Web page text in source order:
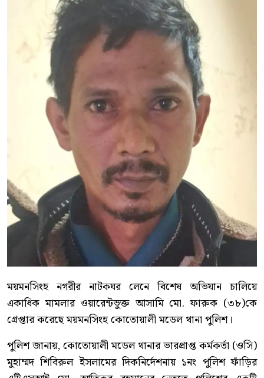
ময়মনসিংহ নগরীর নাটকঘর লেনে বিশেষ অভিযান চালিয়ে
একাধিক মামলার ওয়ারেন্টভুক্ত আসামি মো. ফারুক (৩৮)কে
গ্রেপ্তার করেছে ময়মনসিংহ কোতোয়ালী মডেল থানা পুলিশ।
পুলিশ জানায়, কোতোয়ালী মডেল থানার ভারপ্রাপ্ত কর্মকর্তা (ওসি)
মুহাম্মদ শিবিরুল ইসলামের দিকনির্দেশনায় ১নং পুলিশ ফাঁড়ির